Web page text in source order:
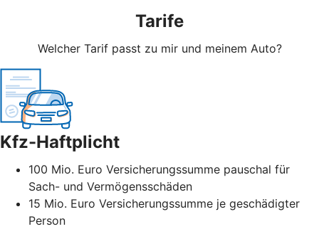
Tarife
Welcher Tarif passt zu mir und meinem Auto?
Kfz-Haftplicht
100 Mio. Euro Versicherungssumme pauschal für
Sach- und Vermögensschäden
15 Mio. Euro Versicherungssumme je geschädigter
Person